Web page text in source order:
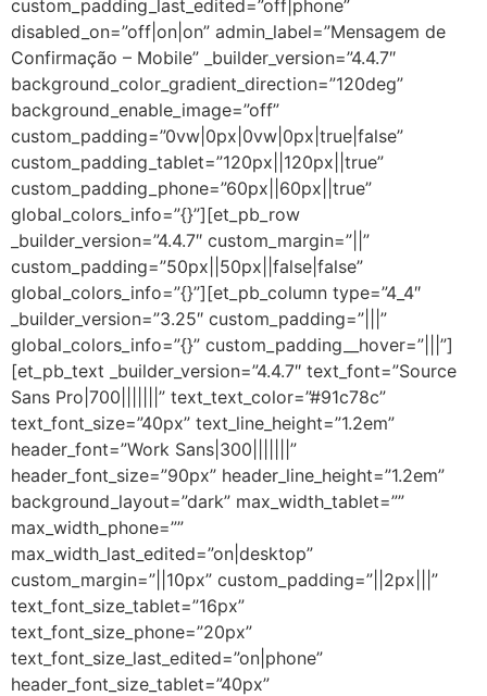
custom_padding_last_edited=”off|phone”
disabled_on=”off|on|on” admin_label=”Mensagem de
Confirmação – Mobile” _builder_version=”4.4.7″
background_color_gradient_direction=”120deg”
background_enable_image=”off”
custom_padding=”0vw|0px|0vw|0px|true|false”
custom_padding_tablet=”120px||120px||true”
custom_padding_phone=”60px||60px||true”
global_colors_info=”{}”][et_pb_row
_builder_version=”4.4.7″ custom_margin=”||”
custom_padding=”50px||50px||false|false”
global_colors_info=”{}”][et_pb_column type=”4_4″
_builder_version=”3.25″ custom_padding=”|||”
global_colors_info=”{}” custom_padding__hover=”|||”]
[et_pb_text _builder_version=”4.4.7″ text_font=”Source
Sans Pro|700|||||||” text_text_color=”#91c78c”
text_font_size=”40px” text_line_height=”1.2em”
header_font=”Work Sans|300|||||||”
header_font_size=”90px” header_line_height=”1.2em”
background_layout=”dark” max_width_tablet=””
max_width_phone=””
max_width_last_edited=”on|desktop”
custom_margin=”||10px” custom_padding=”||2px|||”
text_font_size_tablet=”16px”
text_font_size_phone=”20px”
text_font_size_last_edited=”on|phone”
header_font_size_tablet=”40px”